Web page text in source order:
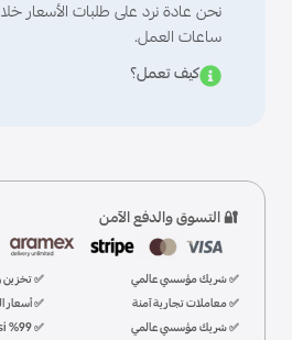
نحن عادة نرد على طلبات الأسعار
ساعات العمل.
كيف تعمل؟
🔐 التسوق والدفع الآمن
✅ شريك مؤسسي عالمي
✅
✅ معاملات تجارية آمنة
✅ أسعار
✅ شريك مؤسسي عالمي
✅ %99 Memnuniyet Garantisi